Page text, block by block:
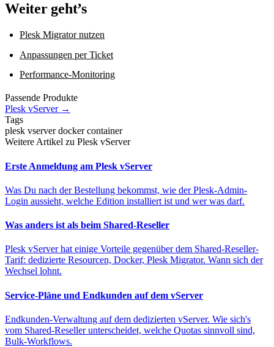
Weiter geht’s
Plesk Migrator nutzen
Anpassungen per Ticket
Performance-Monitoring
Passende Produkte
Plesk vServer →
Tags
plesk vserverdockercontainer
Weitere Artikel zu Plesk vServer
Erste Anmeldung am Plesk vServer
Was Du nach der Bestellung bekommst, wie der Plesk-Admin-
Login aussieht, welche Edition installiert ist und wer was darf.
Was anders ist als beim Shared-Reseller
Plesk vServer hat einige Vorteile gegenüber dem Shared-Reseller-
Tarif: dedizierte Resourcen, Docker, Plesk Migrator. Wann sich der
Wechsel lohnt.
Service-Pläne und Endkunden auf dem vServer
Endkunden-Verwaltung auf dem dedizierten vServer. Wie sich's
vom Shared-Reseller unterscheidet, welche Quotas sinnvoll sind,
Bulk-Workflows.